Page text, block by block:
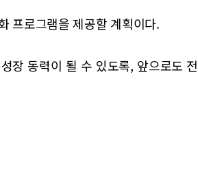
프로그램을 제공할 계획이다.
장 동력이 될 수 있도록, 앞으로도 전